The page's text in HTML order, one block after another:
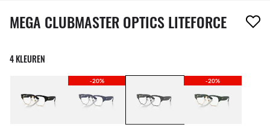
1 item is uit je verlanglijst verwijderd
MEGA CLUBMASTER OPTICS LITEFORCE
4 KLEUREN
-20% -20%